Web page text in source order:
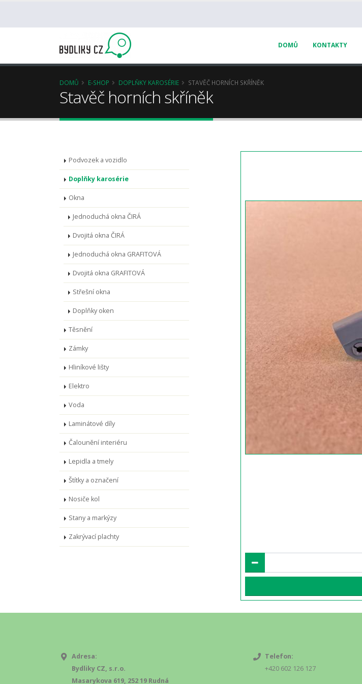
DOMŮ KONTAKTY
DOMŮ E-SHOP DOPLŇKY KAROSÉRIE STAVĚČ HORNÍCH SKŘÍNĚK
Stavěč horních skříněk
Podvozek a vozidlo
Doplňky karosérie
Okna
Jednoduchá okna ČIRÁ
Dvojitá okna ČIRÁ
Jednoduchá okna GRAFITOVÁ
Dvojitá okna GRAFITOVÁ
Střešní okna
Doplňky oken
Těsnění
Zámky
Hliníkové lišty
Elektro
Voda
Laminátové díly
Čalounění interiéru
Lepidla a tmely
Štítky a označení
Nosiče kol
Stany a markýzy
Zakrývací plachty
Adresa:
Bydliky CZ, s.r.o.
Masarykova 619, 252 19 Rudná
Telefon:
+420 602 126 127